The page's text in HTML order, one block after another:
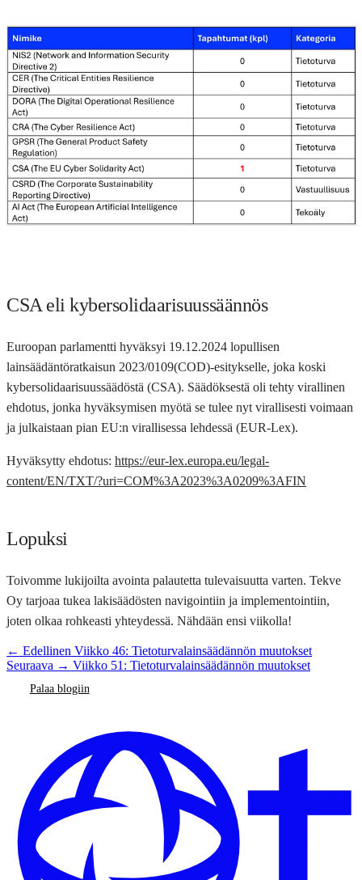
CSA eli kybersolidaarisuussäännös
Euroopan parlamentti hyväksyi 19.12.2024 lopullisen
lainsäädäntöratkaisun 2023/0109(COD)-esitykselle, joka koski
kybersolidaarisuussäädöstä (CSA). Säädöksestä oli tehty virallinen
ehdotus, jonka hyväksymisen myötä se tulee nyt virallisesti voimaan
ja julkaistaan pian EU:n virallisessa lehdessä (EUR-Lex).
Hyväksytty ehdotus: https://eur-lex.europa.eu/legal-
content/EN/TXT/?uri=COM%3A2023%3A0209%3AFIN
Lopuksi
Toivomme lukijoilta avointa palautetta tulevaisuutta varten. Tekve
Oy tarjoaa tukea lakisäädösten navigointiin ja implementointiin,
joten olkaa rohkeasti yhteydessä. Nähdään ensi viikolla!
← Edellinen Viikko 46: Tietoturvalainsäädännön muutokset
Seuraava → Viikko 51: Tietoturvalainsäädännön muutokset
Palaa blogiin